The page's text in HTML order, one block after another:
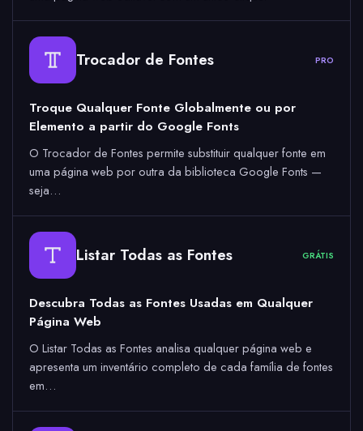
Trocador de Fontes PRO
Troque Qualquer Fonte Globalmente ou por
Elemento a partir do Google Fonts
O Trocador de Fontes permite substituir qualquer fonte em
uma página web por outra da biblioteca Google Fonts —
seja…
Listar Todas as Fontes GRÁTIS
Descubra Todas as Fontes Usadas em Qualquer
Página Web
O Listar Todas as Fontes analisa qualquer página web e
apresenta um inventário completo de cada família de fontes
em…